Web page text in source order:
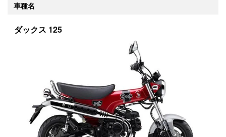
車種名
ダックス 125